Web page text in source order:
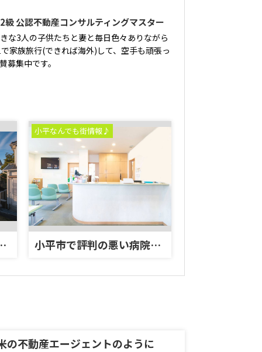
公認不動産コンサルティングマスター
な3人の子供たちと妻と毎日色々ありながら
家族旅行(できれば海外)して、空手も頑張っ
集中です。
て売却のステップをご紹介
小平なんでも街情報♪
小平市で評判の悪い病院を探している？クチコミの活用法を解説
の不動産エージェントのように